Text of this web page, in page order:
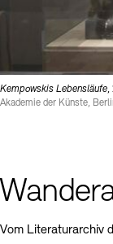
Kempowskis Lebensläufe,
Akademie der Künste,
Vom Literaturarchiv